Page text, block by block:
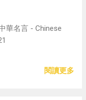
華名言 - Chinese
閱讀更多